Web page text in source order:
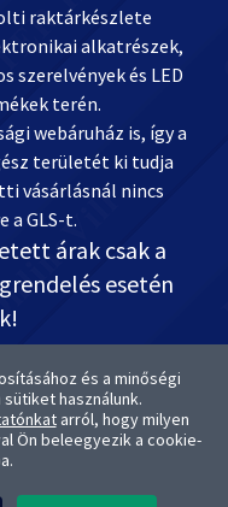
és a minőségi
használunk.
arról, hogy milyen
Ön beleegyezik a cookie-
raktárkészlete
alkatrészek,
szerelvények és LED
terén.
webáruház is, így a
területét ki tudja
vásárlásnál nincs
a GLS-t.
árak csak a
esetén
30 999-2888